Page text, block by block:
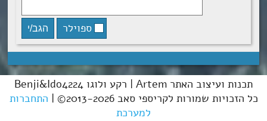
ספוילר
תכנות ועיצוב האתר Artem | רקע ולוגו Benji&Ido4224
כל הזכויות שמורות לקריספי סאב 2013-2026© |
התחברות
למערכת